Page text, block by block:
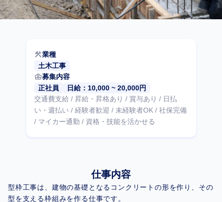
construction業種
土木工事
business_center募集内容
正社員
日給：10,000 ~ 20,000円
交通費支給 / 昇給・昇格あり / 賞与あり / 日払
い・週払い / 経験者歓迎 / 未経験者OK / 社保完備
/ マイカー通勤 / 資格・技能を活かせる
仕事内容
型枠工事は、建物の基礎となるコンクリートの形を作り、その
型を支える枠組みを作る仕事です。